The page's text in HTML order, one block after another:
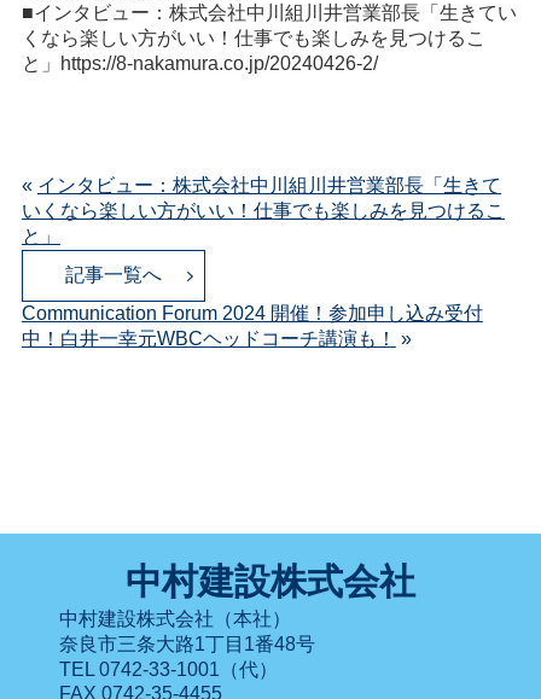
■インタビュー：株式会社中川組川井営業部長「生きてい
くなら楽しい方がいい！仕事でも楽しみを見つけるこ
と」
https://8-nakamura.co.jp/20240426-2/
« インタビュー：株式会社中川組川井営業部長「生きて
いくなら楽しい方がいい！仕事でも楽しみを見つけるこ
と」
記事一覧へ
Communication Forum 2024 開催！参加申し込み受付
中！白井一幸元WBCヘッドコーチ講演も！
»
中村建設株式会社
中村建設株式会社（本社）
奈良市三条大路1丁目1番48号
TEL 0742-33-1001（代）
FAX 0742-35-4455